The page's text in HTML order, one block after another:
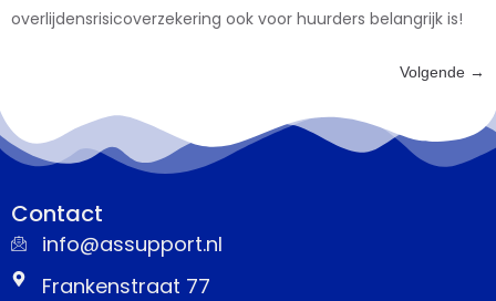
overlijdensrisicoverzekering ook voor huurders belangrijk is!
Volgende →
Contact
info@assupport.nl
Frankenstraat 77